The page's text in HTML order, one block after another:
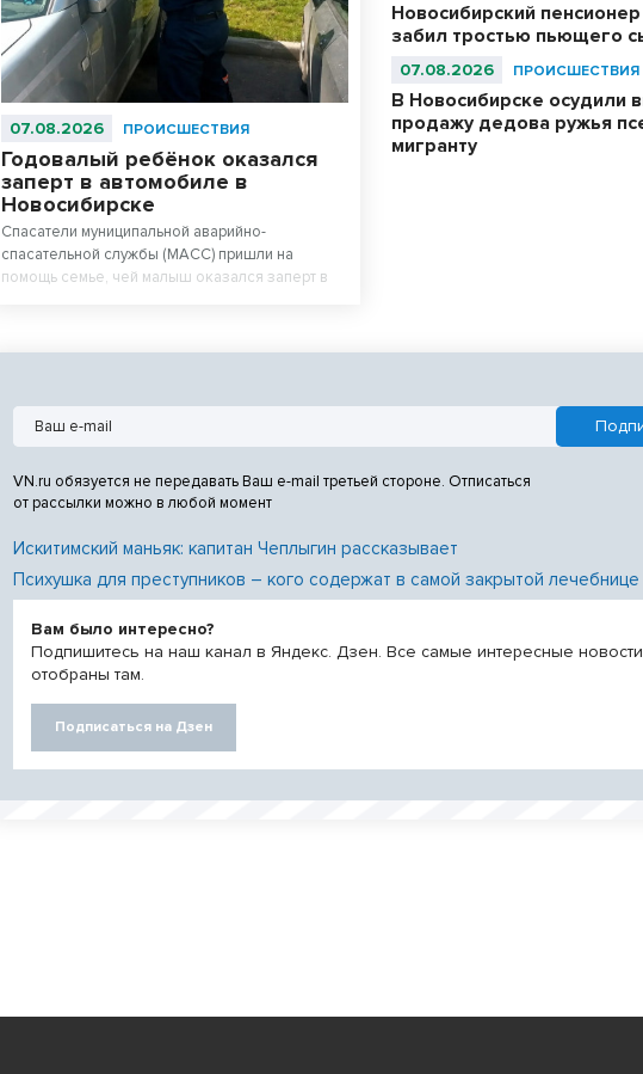
07.08.2026 ПРОИСШЕСТВИЯ
Годовалый ребёнок оказался
заперт в автомобиле в
Новосибирске
Спасатели муниципальной аварийно-
спасательной службы (МАСС) пришли на
помощь семье, чей малыш оказался заперт в
Новосибирский
забил тростью пьющего
07.08.2026 ПРОИСШЕСТВИЯ
В Новосибирске осудили
продажу дедова ружья
мигранту
VN.ru обязуется не передавать Ваш e-mail третьей стороне. Отписаться
от рассылки можно в любой момент
Искитимский маньяк: капитан Чеплыгин рассказывает
Психушка для преступников – кого содержат в самой закрытой
Вам было интересно?
Подпишитесь на наш канал в Яндекс. Дзен. Все самые интересные новости
отобраны там.
Подписаться на Дзен